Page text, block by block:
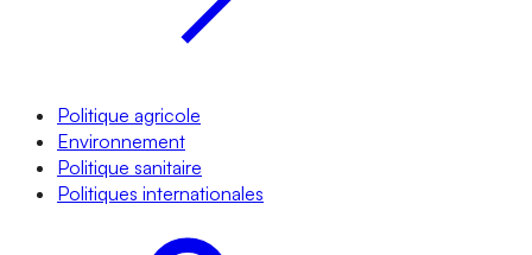
Politique agricole
Environnement
Politique sanitaire
Politiques internationales